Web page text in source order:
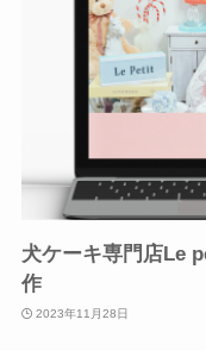
犬ケーキ専門店Le
作
2023年11月28日